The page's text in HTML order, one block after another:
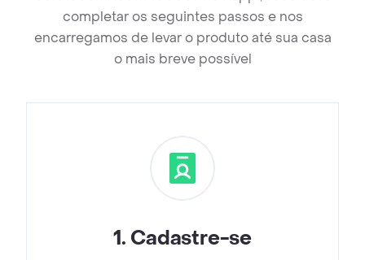
completar os seguintes passos e nos
encarregamos de levar o produto até sua casa
o mais breve possível
1. Cadastre-se